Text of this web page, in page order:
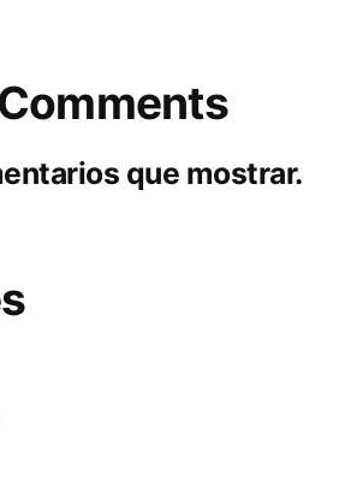
que mostrar.